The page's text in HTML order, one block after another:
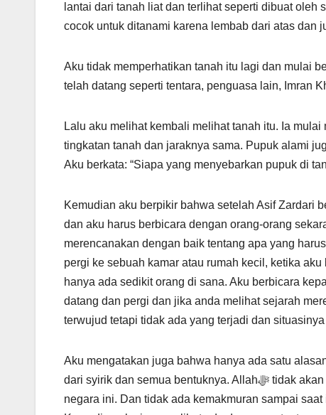
lantai dari tanah liat dan terlihat seperti dibuat
cocok untuk ditanami karena lembab dari atas dan
Aku tidak memperhatikan tanah itu lagi dan mulai
telah datang seperti tentara, penguasa lain, Imran
Lalu aku melihat kembali melihat tanah itu. Ia
tingkatan tanah dan jaraknya sama. Pupuk alami
Aku berkata: “Siapa yang menyebarkan pupuk di
Kemudian aku berpikir bahwa setelah Asif Zardari
dan aku harus berbicara dengan orang-orang
merencanakan dengan baik tentang apa yang
pergi ke sebuah kamar atau rumah kecil, ketika
hanya ada sedikit orang di sana. Aku berbicara
datang dan pergi dan jika anda melihat sejarah
terwujud tetapi tidak ada yang terjadi dan
Aku mengatakan juga bahwa hanya ada satu
dari syirik dan semua bentuknya. Allahﷻ tidak akan memberi bantuan sampai syirik dan bentuknya dihapuskan dari
negara ini. Dan tidak ada kemakmuran sampai